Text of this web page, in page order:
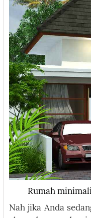
Rumah
Nah jika Anda